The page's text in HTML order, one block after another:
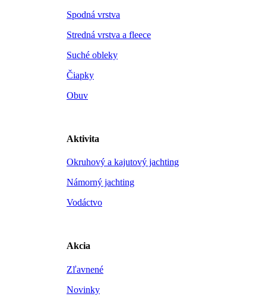
Spodná vrstva
Stredná vrstva a fleece
Suché obleky
Čiapky
Obuv
Aktivita
Okruhový a kajutový jachting
Námorný jachting
Vodáctvo
Akcia
Zľavnené
Novinky